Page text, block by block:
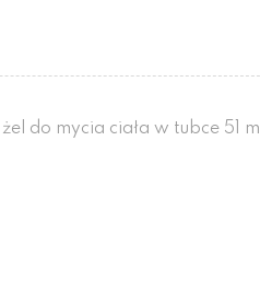
do mycia ciała w tubce 51 ml